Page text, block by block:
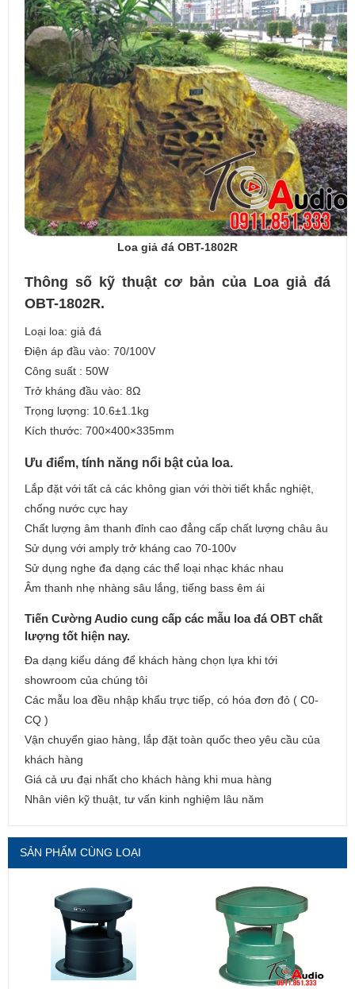
Loa giả đá OBT-1802R
Thông số kỹ thuật cơ bản của Loa giả đá
OBT-1802R.
Loại loa: giả đá
Điện áp đầu vào: 70/100V
Công suất : 50W
Trở kháng đầu vào: 8Ω
Trọng lượng: 10.6±1.1kg
Kích thước: 700×400×335mm
Ưu điểm, tính năng nổi bật của loa.
Lắp đặt với tất cả các không gian với thời tiết khắc nghiệt,
chống nước cực hay
Chất lượng âm thanh đỉnh cao đẳng cấp chất lượng châu âu
Sử dụng với amply trở kháng cao 70-100v
Sử dụng nghe đa dạng các thể loại nhạc khác nhau
Âm thanh nhẹ nhàng sâu lắng, tiếng bass êm ái
Tiến Cường Audio cung cấp các mẫu loa đá OBT chất
lượng tốt hiện nay.
Đa dạng kiểu dáng để khách hàng chọn lựa khi tới
showroom của chúng tôi
Các mẫu loa đều nhập khẩu trực tiếp, có hóa đơn đỏ ( C0-
CQ )
Vận chuyển giao hàng, lắp đặt toàn quốc theo yêu cầu của
khách hàng
Giá cả ưu đại nhất cho khách hàng khi mua hàng
Nhân viên kỹ thuật, tư vấn kinh nghiệm lâu năm
SẢN PHẨM CÙNG LOẠI